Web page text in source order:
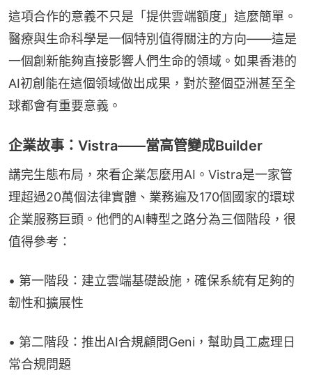
這項合作的意義不只是「提供雲端額度」這麼簡單。
醫療與生命科學是一個特別值得關注的方向——這是
一個創新能夠直接影響人們生命的領域。如果香港的
AI初創能在這個領域做出成果，對於整個亞洲甚至全
球都會有重要意義。
企業故事：Vistra——當高管變成Builder
講完生態布局，來看企業怎麼用AI。Vistra是一家管
理超過20萬個法律實體、業務遍及170個國家的環球
企業服務巨頭。他們的AI轉型之路分為三個階段，很
值得參考：
• 第一階段：建立雲端基礎設施，確保系統有足夠的
韌性和擴展性
• 第二階段：推出AI合規顧問Geni，幫助員工處理日
常合規問題